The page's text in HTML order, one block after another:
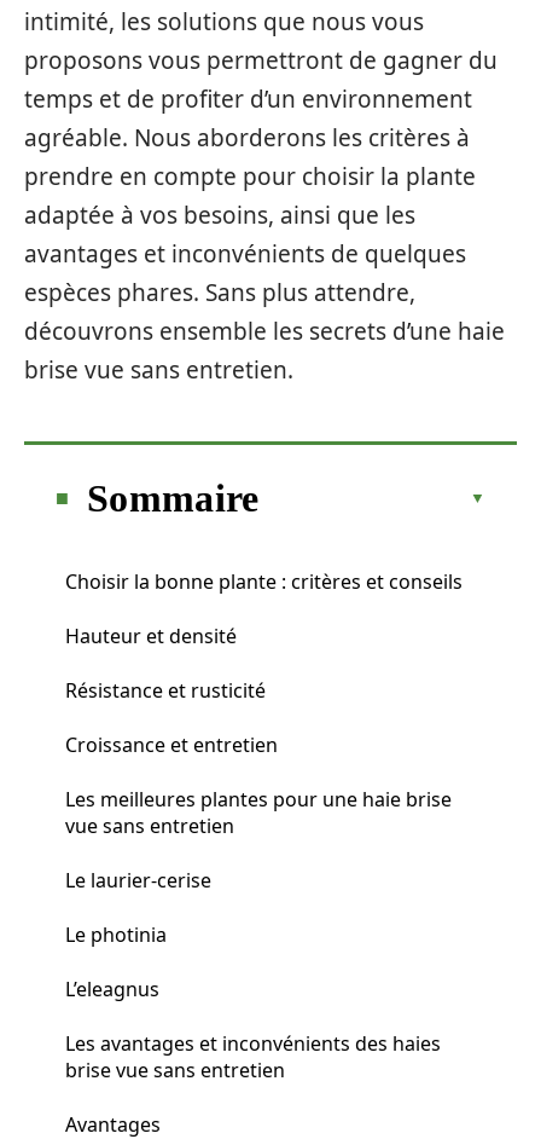
intimité, les solutions que nous vous
proposons vous permettront de gagner du
temps et de profiter d’un environnement
agréable. Nous aborderons les critères à
prendre en compte pour choisir la plante
adaptée à vos besoins, ainsi que les
avantages et inconvénients de quelques
espèces phares. Sans plus attendre,
découvrons ensemble les secrets d’une haie
brise vue sans entretien.
Sommaire
Choisir la bonne plante : critères et conseils
Hauteur et densité
Résistance et rusticité
Croissance et entretien
Les meilleures plantes pour une haie brise
vue sans entretien
Le laurier-cerise
Le photinia
L’eleagnus
Les avantages et inconvénients des haies
brise vue sans entretien
Avantages